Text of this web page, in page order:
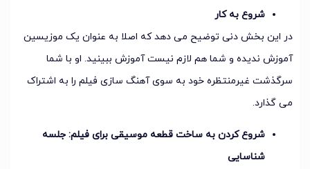
شروع به کار
در این بخش دنی توضیح می دهد که اصلا به عنوان یک موزیسین
آموزش ندیده و شما هم لازم نیست آموزش ببینید. او با شما
سرگذشت غیرمنتظره خود به سوی آهنگ سازی فیلم را به اشتراک
می گذارد.
شروع کردن به ساخت قطعه موسیقی برای فیلم: جلسه
شناسایی